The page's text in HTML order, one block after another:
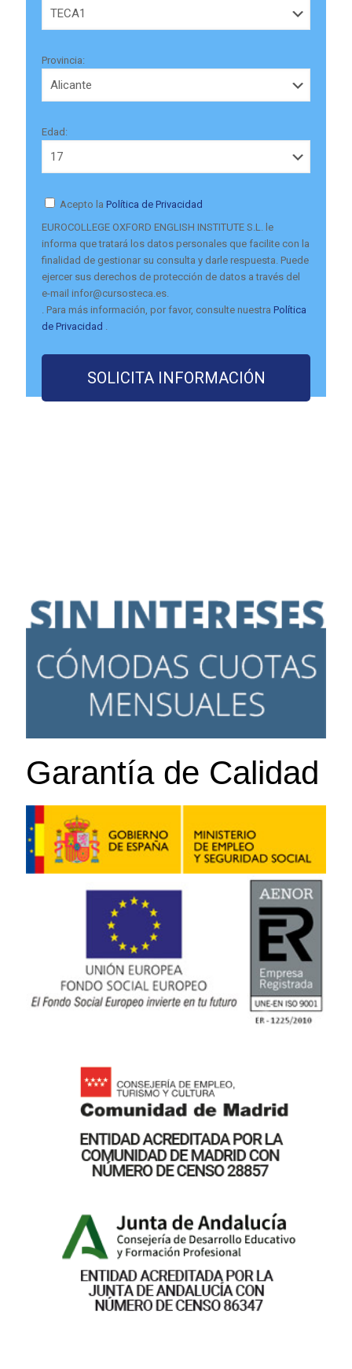
Provincia:
Edad:
Acepto la Política de Privacidad
EUROCOLLEGE OXFORD ENGLISH INSTITUTE S.L. le
informa que tratará los datos personales que facilite con la
finalidad de gestionar su consulta y darle respuesta. Puede
ejercer sus derechos de protección de datos a través del
e-mail infor@cursosteca.es.
. Para más información, por favor, consulte nuestra Política
de Privacidad
Garantía de Calidad